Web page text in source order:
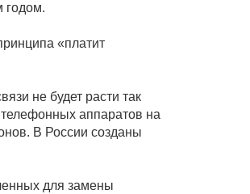
годом.
«платит
не будет расти так
аппаратов на
В России созданы
для замены